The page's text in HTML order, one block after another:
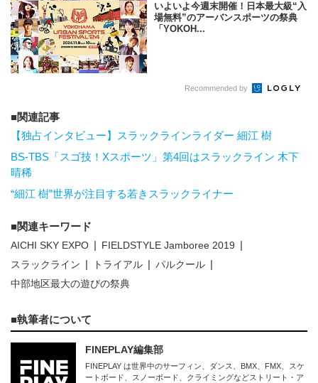
いよいよ今週末開催！日本最大級“入
場無料”のアーバンスポーツの祭典
「YOKOH...
Recommended by
関連記事
【独占インタビュー】スラックラインライダー 細江 樹
BS-TBS「スゴ技！Xスポーツ」第4回はスラックライン 木下
晴稀
“細江 樹”世界が注目する若きスラックライナー
関連キーワード
AICHI SKY EXPO
FIELDSTYLE Jamboree 2019
スラックライン
トライアル
パルクール
中部地区最大の遊びの祭典
執筆者について
FINEPLAY編集部
FINEPLAY は世界中のサーフィン、ダンス、BMX、FMX、スケ
ートボード、スノーボード、クライミングなどストリート・ア